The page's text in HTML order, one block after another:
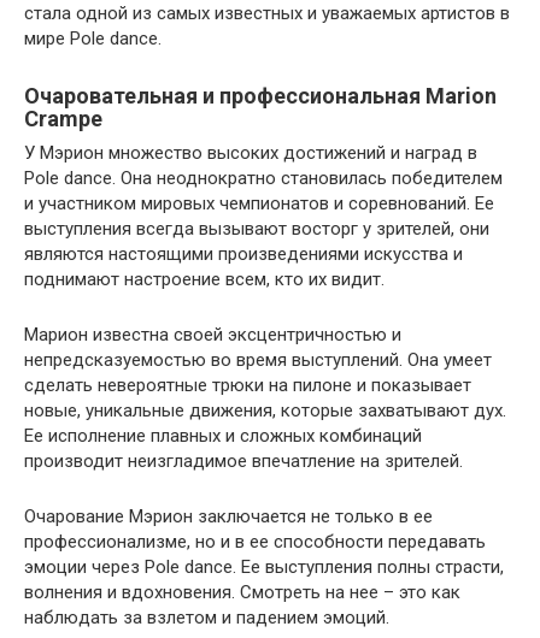
стала одной из самых известных и уважаемых артистов в
мире Pole dance.
Очаровательная и профессиональная Marion
Crampe
У Мэрион множество высоких достижений и наград в
Pole dance. Она неоднократно становилась победителем
и участником мировых чемпионатов и соревнований. Ее
выступления всегда вызывают восторг у зрителей, они
являются настоящими произведениями искусства и
поднимают настроение всем, кто их видит.
Марион известна своей эксцентричностью и
непредсказуемостью во время выступлений. Она умеет
сделать невероятные трюки на пилоне и показывает
новые, уникальные движения, которые захватывают дух.
Ее исполнение плавных и сложных комбинаций
производит неизгладимое впечатление на зрителей.
Очарование Мэрион заключается не только в ее
профессионализме, но и в ее способности передавать
эмоции через Pole dance. Ее выступления полны страсти,
волнения и вдохновения. Смотреть на нее – это как
наблюдать за взлетом и падением эмоций.